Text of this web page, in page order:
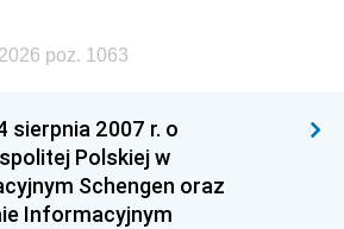
poz. 1063
sierpnia 2007 r. o
Polskiej w
Schengen oraz
Informacyjnym